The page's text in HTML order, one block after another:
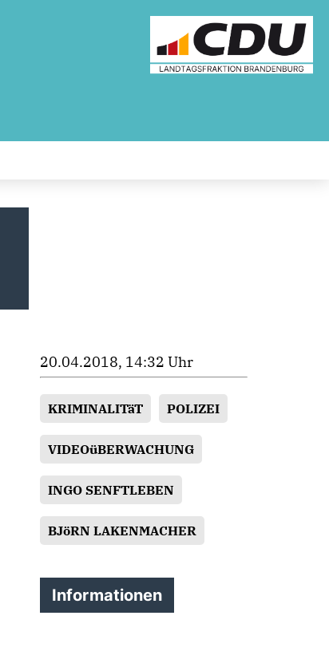
20.04.2018, 14:32 Uhr
KRIMINALITäT POLIZEI
VIDEOüBERWACHUNG
INGO SENFTLEBEN
BJöRN LAKENMACHER
Informationen